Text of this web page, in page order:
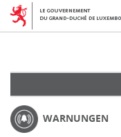
WARNUNGEN